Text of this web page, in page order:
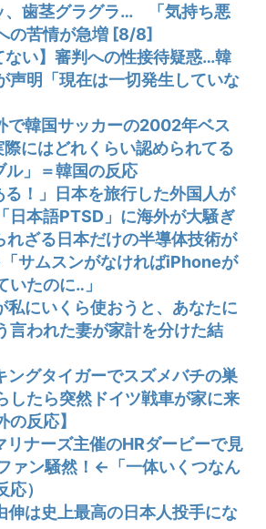
、歯茎グラグラ… 「気持ち悪
の苦情が急増 [8/8]
ない】審判への性接待疑惑…韓
声明「現在は一切発生していな
で韓国サッカーの2002年ベス
際にはどれくらい認められてる
」＝韓国の反応
る！」日本を旅行した外国人が
日本語PTSD」に海外が大騒ぎ
れざる日本だけの半導体技術が
サムスンがなければiPhoneが
たのに‥」
私にいくら使おうと、あなたに
言われた妻が家計を分けた結
ングタイガーでスズメバチの巣
したら突然ドイツ戦車が家に来
反応】
リナーズ主催のHRダービーで見
ァン騒然！←「一体いくつなん
）
伸は史上最高の日本人投手にな